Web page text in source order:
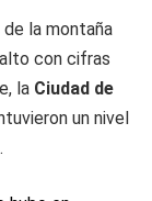
la montaña
con cifras
la Ciudad de
un nivel